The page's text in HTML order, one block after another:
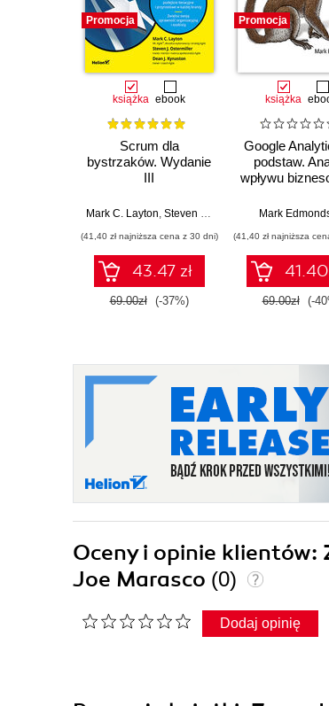
Promocja
książka ebook
Scrum dla
bystrzaków. Wydanie
III
Mark C. Layton, Steven J. Ostermiller ,Dean J.
(41,40 zł najniższa cena z 30 dni)
43.47 zł
69.00zł (-37%)
Promocja
książka
Google
podstaw.
wpływu
trendów
Mark
(41,40 zł najniższa
41.40
69.00zł (-
Oceny i opinie
Joe Marasco (0)
Dodaj opinię